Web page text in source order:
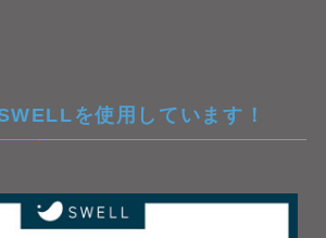
を使用しています！